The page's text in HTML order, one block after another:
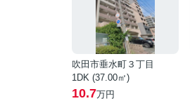
吹田市垂水町３丁目
1DK (37.00㎡)
10.7万円